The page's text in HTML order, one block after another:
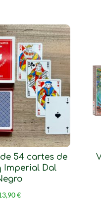
54 cartes de
Imperial Dal
€